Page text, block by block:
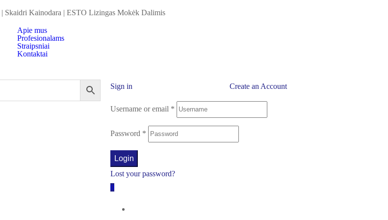
| Skaidri Kainodara | ESTO Lizingas Mokėk Dalimis
Apie mus
Profesionalams
Straipsniai
Kontaktai
Sign in Create an Account
Username or email *
Password *
Login
Lost your password?
0